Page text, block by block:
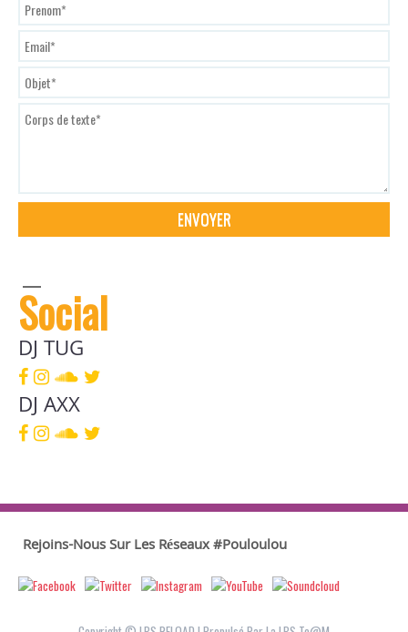
Social
DJ TUG
DJ AXX
Rejoins-Nous Sur Les Réseaux #Pouloulou